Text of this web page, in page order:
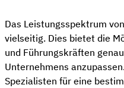
Das Leistungsspektrum
vielseitig. Dies bietet die
und Führungskräften
Unternehmens
Spezialisten für eine